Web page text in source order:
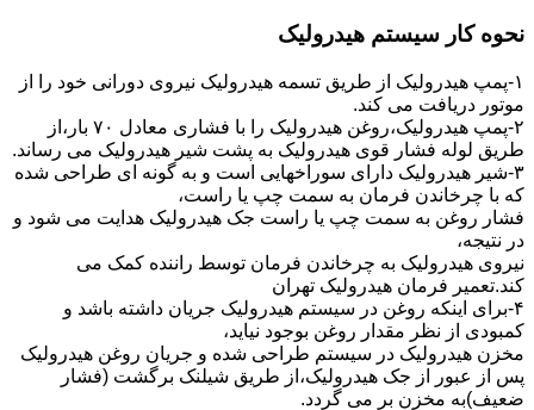
نحوه کار سیستم هیدرولیک
۱-پمپ هیدرولیک از طریق تسمه هیدرولیک نیروی دورانی خود را از
موتور دریافت می کند.
۲-پمپ هیدرولیک،روغن هیدرولیک را با فشاری معادل ۷۰ بار،از
طریق لوله فشار قوی هیدرولیک به پشت شیر هیدرولیک می رساند.
۳-شیر هیدرولیک دارای سوراخهایی است و به گونه ای طراحی شده
که با چرخاندن فرمان به سمت چپ یا راست،
فشار روغن به سمت چپ یا راست جک هیدرولیک هدایت می شود و
در نتیجه،
نیروی هیدرولیک به چرخاندن فرمان توسط راننده کمک می
کند.تعمیر فرمان هیدرولیک تهران
۴-برای اینکه روغن در سیستم هیدرولیک جریان داشته باشد و
کمبودی از نظر مقدار روغن بوجود نیاید،
مخزن هیدرولیک در سیستم طراحی شده و جریان روغن هیدرولیک
پس از عبور از جک هیدرولیک،از طریق شیلنک برگشت (فشار
ضعیف)به مخزن بر می گردد.